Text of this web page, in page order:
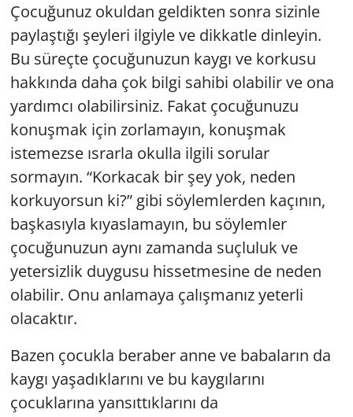
Çocuğunuz okuldan geldikten sonra sizinle
paylaştığı şeyleri ilgiyle ve dikkatle dinleyin.
Bu süreçte çocuğunuzun kaygı ve korkusu
hakkında daha çok bilgi sahibi olabilir ve ona
yardımcı olabilirsiniz. Fakat çocuğunuzu
konuşmak için zorlamayın, konuşmak
istemezse ısrarla okulla ilgili sorular
sormayın. “Korkacak bir şey yok, neden
korkuyorsun ki?” gibi söylemlerden kaçının,
başkasıyla kıyaslamayın, bu söylemler
çocuğunuzun aynı zamanda suçluluk ve
yetersizlik duygusu hissetmesine de neden
olabilir. Onu anlamaya çalışmanız yeterli
olacaktır.
Bazen çocukla beraber anne ve babaların da
kaygı yaşadıklarını ve bu kaygılarını
çocuklarına yansıttıklarını da